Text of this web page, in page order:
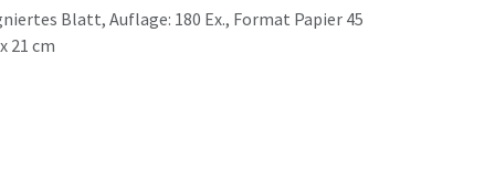
Blatt, Auflage: 180 Ex., Format Papier 45
21 cm